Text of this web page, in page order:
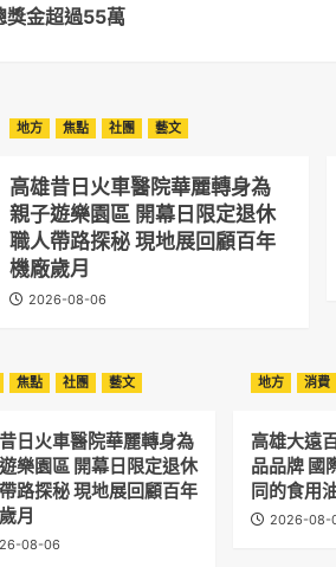
獎金超過55萬
地方 焦點 社團 藝文
高雄昔日火車醫院華麗轉身為
親子遊樂園區 開幕日限定退休
職人帶路探秘 現地展回顧百年
機廠歲月
2026-08-06
焦點 社團 藝文
日火車醫院華麗轉身為
樂園區 開幕日限定退休
路探秘 現地展回顧百年
月
08-06
地方 消費
高雄大遠
品品牌 國
同的食用
2026-08-